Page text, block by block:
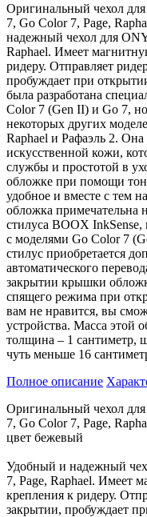
Оригинальный чехол
7, Go Color 7, Page,
надежный чехол для
Raphael. Имеет
ридеру. Отправляет
пробуждает при
была разработана
Color 7 (Gen II) и Go 7,
некоторых других
Raphael и Рафаэль 2.
искусственной кожи,
службы и простотой в
обложке при помощи
удобное и вместе с тем
обложка примечательна
стилуса BOOX
с моделями Go Color 7
стилус приобретается
автоматического
закрытии крышки
спящего режима при
вам не нравится, вы
устройства. Масса этой
толщина – 1 сантиметр,
чуть меньше 16
Полное описание
Оригинальный чехол
7, Go Color 7, Page,
цвет бежевый
Удобный и надежный
7, Page, Raphael. Имеет
крепления к ридеру.
закрытии, пробуждает